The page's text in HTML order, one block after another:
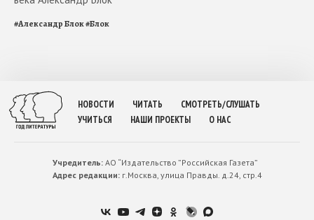
#Александр Блок#Блок
НОВОСТИ ЧИТАТЬ
СМОТРЕТЬ/СЛУШАТЬ
УЧИТЬСЯ
НАШИ ПРОЕКТЫ О НАС
Учредитель:АО “Издательство ”Российская Газета”
Адрес редакции:г.Москва, улица Правды. д.24, стр.4